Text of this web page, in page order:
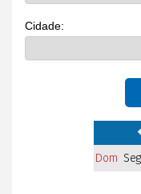
Cidade: